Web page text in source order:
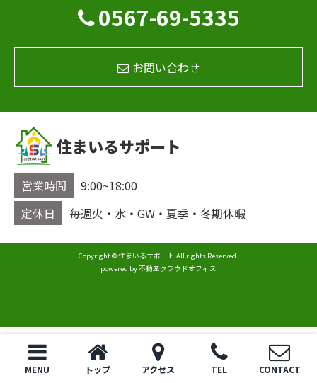
トップ 電話 お問い合わせ
0567-69-5335
お問い合わせ
住まいるサポート
営業時間
9:00~18:00
定休日
毎週火・水・GW・夏季・冬期休暇
MENU トップ アクセス TEL CONTACT
Copyright © 住まいるサポート All rights Reserved.
powered by 不動産クラウドオフィス